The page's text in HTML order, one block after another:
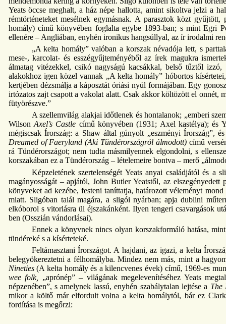
Yeats öccse meghalt, a ház népe hallotta, amint sikoltva jelzi a
rémtörténeteket mesélnek egymásnak. A parasztok közt
homály) című könyvében foglalta egybe 1893-ban; s mint Egri
ellenére – Angliában, enyhén ironikus hangsúllyal, az ír irodalmi
„A kelta homály” valóban a korszak névadója lett, s
mese-, karcolat- és esszégyűjteményéből az írek magukra
álmatag vitézekkel, csikó nagyságú kacsákkal, belső tűztől
alakokhoz igen közel vannak „A kelta homály” hóbortos
kertjében dézsmálja a káposztát óriási nyúl formájában. Egy
irtózatos zajt csapott a vakolat alatt. Csak akkor költözött el onnét,
fütyörészve.”
A szellemvilág alakjai időtlenek és hontalanok; „emberi
WilsonAxel’s Castle című könyvében (1931; Axel kastélya); és
mégiscsak Írország: a Shaw által gúnyolt „eszményi Írország”,
Dreamed of Faeryland (Aki Tündérországról álmodott) című
rá Tündérországot; nem tudta másmilyennek elgondolni, s
korszakában ez a Tündérország – lételemeire bontva – merő
Képzeletének szertelenségét Yeats anyai családjától és a
magányosságát – apjától, John Butler Yeatstől, az
könyveket ad kezébe, festeni taníttatja, határozott véleményt
miatt. Sligóban talál magára, a sligói nyárban; apja dublini
elkóborol s vitorlásra ül éjszakánként. Ilyen tengeri csavargások
ben (Osszián vándorlásai).
Ennek a könyvnek nincs olyan korszakformáló hatása,
tündéreké s a kísérteteké.
Feltámasztani Írországot. A hajdani, az igazi, a kelta
belegyökereztetni a félhomályba. Mindez nem más, mint a
Nineties(A kelta homály és a kilencvenes évek) című, 1969-es
wee folk, „aprónép” – világának megelevenítéséhez Yeats
népzenében”, s amelynek lassú, enyhén szabálytalan lejtése a The
mikor a költő már elfordult volna a kelta homálytól, bár ez
fordítása is megőrzi: